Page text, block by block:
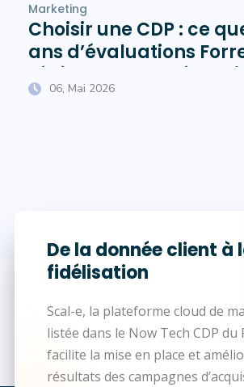
Marketing
Choisir une CDP : ce
ans d’évaluations
révèlent sur la
des éditeurs
06, Mai 2026
De la donnée client à
fidélisation
Scal-e, la plateforme cloud de
listée dans le Now Tech CDP du
facilite la mise en place et
résultats des campagnes